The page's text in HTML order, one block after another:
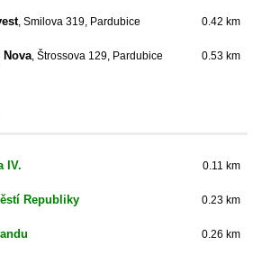
, Smilova 319, Pardubice 0.42 km
Nova, Štrossova 129, Pardubice 0.53 km
IV. 0.11 km
Republiky 0.23 km
0.26 km